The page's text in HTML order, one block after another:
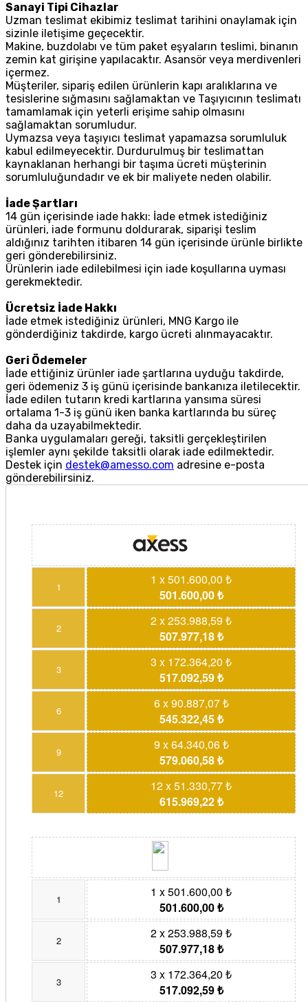
Sanayi Tipi Cihazlar
Uzman teslimat ekibimiz teslimat tarihini onaylamak için
sizinle iletişime geçecektir.
Makine, buzdolabı ve tüm paket eşyaların teslimi, binanın
zemin kat girişine yapılacaktır. Asansör veya merdivenleri
içermez.
Müşteriler, sipariş edilen ürünlerin kapı aralıklarına ve
tesislerine sığmasını sağlamaktan ve Taşıyıcının teslimatı
tamamlamak için yeterli erişime sahip olmasını
sağlamaktan sorumludur.
Uymazsa veya taşıyıcı teslimat yapamazsa sorumluluk
kabul edilmeyecektir. Durdurulmuş bir teslimattan
kaynaklanan herhangi bir taşıma ücreti müşterinin
sorumluluğundadır ve ek bir maliyete neden olabilir.
İade Şartları
14 gün içerisinde iade hakkı: İade etmek istediğiniz
ürünleri, iade formunu doldurarak, siparişi teslim
aldığınız tarihten itibaren 14 gün içerisinde ürünle birlikte
geri gönderebilirsiniz.
Ürünlerin iade edilebilmesi için iade koşullarına uyması
gerekmektedir.
Ücretsiz İade Hakkı
İade etmek istediğiniz ürünleri, MNG Kargo ile
gönderdiğiniz takdirde, kargo ücreti alınmayacaktır.
Geri Ödemeler
İade ettiğiniz ürünler iade şartlarına uyduğu takdirde,
geri ödemeniz 3 iş günü içerisinde bankanıza iletilecektir.
İade edilen tutarın kredi kartlarına yansıma süresi
ortalama 1-3 iş günü iken banka kartlarında bu süreç
daha da uzayabilmektedir.
Banka uygulamaları gereği, taksitli gerçekleştirilen
işlemler aynı şekilde taksitli olarak iade edilmektedir.
Destek için destek@amesso.com adresine e-posta
gönderebilirsiniz.
1
1 x 501.600,00 ₺
501.600,00 ₺
2
2 x 253.988,59 ₺
507.977,18 ₺
3
3 x 172.364,20 ₺
517.092,59 ₺
6
6 x 90.887,07 ₺
545.322,45 ₺
9
9 x 64.340,06 ₺
579.060,58 ₺
12
12 x 51.330,77 ₺
615.969,22 ₺
1
1 x 501.600,00 ₺
501.600,00 ₺
2
2 x 253.988,59 ₺
507.977,18 ₺
3
3 x 172.364,20 ₺
517.092,59 ₺